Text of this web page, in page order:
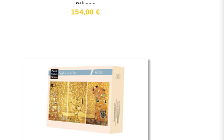
Pièces
154,00 €